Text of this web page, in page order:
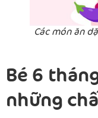
Các món ăn
Bé 6
những